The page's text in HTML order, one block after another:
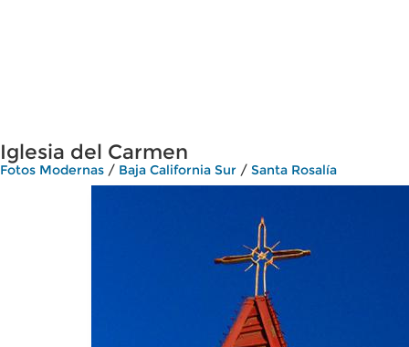
Iglesia del Carmen
Fotos Modernas / Baja California Sur / Santa Rosalía